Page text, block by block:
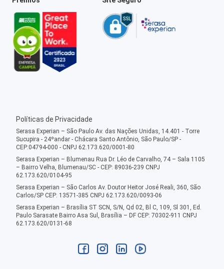
Políticas de Privacidade
Serasa Experian – São Paulo Av. das Nações Unidas, 14.401 - Torre
Sucupira - 24ºandar - Chácara Santo Antônio, São Paulo/SP -
CEP:04794-000 - CNPJ 62.173.620/0001-80
Serasa Experian – Blumenau Rua Dr. Léo de Carvalho, 74 – Sala 1105
– Bairro Velha, Blumenau/SC - CEP: 89036-239 CNPJ
62.173.620/0104-95
Serasa Experian – São Carlos Av. Doutor Heitor José Reali, 360, São
Carlos/SP CEP: 13571-385 CNPJ 62.173.620/0093-06
Serasa Experian – Brasília ST SCN, S/N, Qd 02, Bl C, 109, Sl 301, Ed.
Paulo Sarasate Bairro Asa Sul, Brasília – DF CEP: 70302-911 CNPJ
62.173.620/0131-68